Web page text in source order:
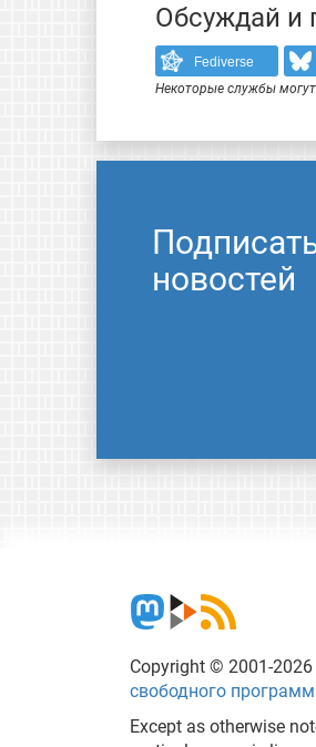
Обсуждай и
Fediverse
Некоторые службы
новостей
Copyright © 2001-2026
свободного
Except as otherwise